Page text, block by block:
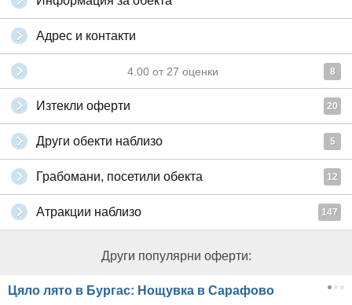
Адрес и контакти
4.00 от 27 оценки 8
Изтекли оферти 20
Други обекти наблизо 5
Грабомани, посетили обекта 12
Атракции наблизо 147
Други популярни оферти:
Цяло лято в Бургас: Нощувка в Сарафово